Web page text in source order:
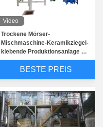
Video
Trockene Mörser-
Mischmaschine-Keramikziegel-
klebende Produktionsanlage mit
3 t/h
BESTE PREIS